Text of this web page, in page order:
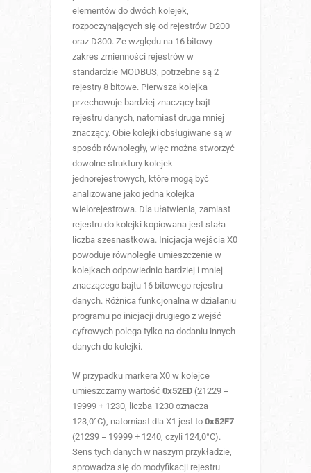
elementów do dwóch kolejek,
rozpoczynających się od rejestrów D200
oraz D300. Ze względu na 16 bitowy
zakres zmienności rejestrów w
standardzie MODBUS, potrzebne są 2
rejestry 8 bitowe. Pierwsza kolejka
przechowuje bardziej znaczący bajt
rejestru danych, natomiast druga mniej
znaczący. Obie kolejki obsługiwane są w
sposób równoległy, więc można stworzyć
dowolne struktury kolejek
jednorejestrowych, które mogą być
analizowane jako jedna kolejka
wielorejestrowa. Dla ułatwienia, zamiast
rejestru do kolejki kopiowana jest stała
liczba szesnastkowa. Inicjacja wejścia X0
powoduje równoległe umieszczenie w
kolejkach odpowiednio bardziej i mniej
znaczącego bajtu 16 bitowego rejestru
danych. Różnica funkcjonalna w działaniu
programu po inicjacji drugiego z wejść
cyfrowych polega tylko na dodaniu innych
danych do kolejki.
W przypadku markera X0 w kolejce
umieszczamy wartość 0x52ED (21229 =
19999 + 1230, liczba 1230 oznacza
123,0°C), natomiast dla X1 jest to 0x52F7
(21239 = 19999 + 1240, czyli 124,0°C).
Sens tych danych w naszym przykładzie,
sprowadza się do modyfikacji rejestru